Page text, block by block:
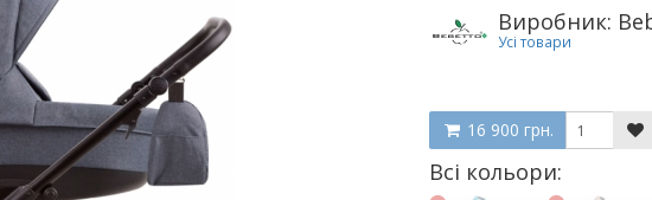
Виробник:
Усі товари
16 900 грн.
Всі кольори: